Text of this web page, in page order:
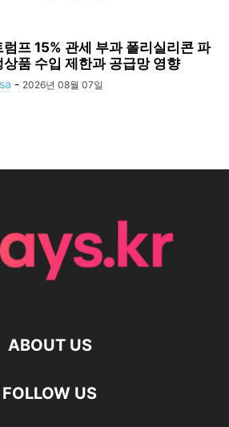
럼프 15% 관세 부과 폴리실리콘 파
상품 수입 제한과 공급망 영향
- 2026년 08월 07일
ABOUT US
FOLLOW US